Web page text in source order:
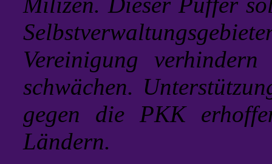
Vereinigung
schwächen.
gegen die PKK
Ländern.